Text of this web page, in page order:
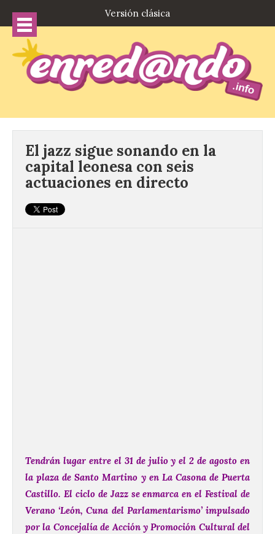
Versión clásica
El jazz sigue sonando en la
capital leonesa con seis
actuaciones en directo
Tendrán lugar entre el 31 de julio y el 2 de agosto en
la plaza de Santo Martino y en La Casona de Puerta
Castillo. El ciclo de Jazz se enmarca en el Festival de
Verano ‘León, Cuna del Parlamentarismo’ impulsado
por la Concejalía de Acción y Promoción Cultural del